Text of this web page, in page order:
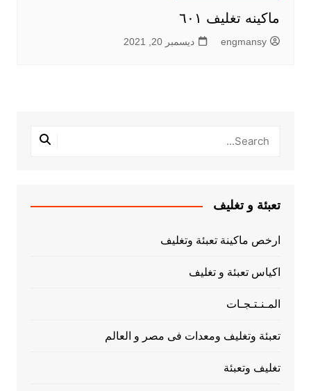
ماكينه تغليف ٦٠١
engmansy ديسمبر 20, 2021
تعبئة و تغليف
ارخص ماكينة تعبئة وتغليف
اكياس تعبئة و تغليف
المـنـتـجـات
تعبئة وتغليف ومعدات فى مصر و العالم
تغليف وتعبئة